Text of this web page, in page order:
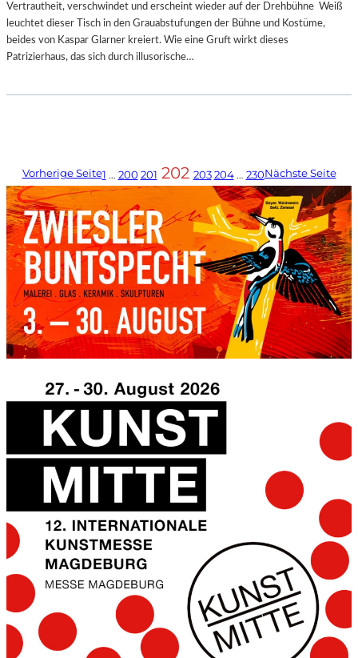
Vertrautheit, verschwindet und erscheint wieder auf der Drehbühne Weiß
leuchtet dieser Tisch in den Grauabstufungen der Bühne und Kostüme,
beides von Kaspar Glarner kreiert. Wie eine Gruft wirkt dieses
Patrizierhaus, das sich durch illusorische…
Vorherige Seite1 … 200 201 202 203 204 … 230Nächste Seite